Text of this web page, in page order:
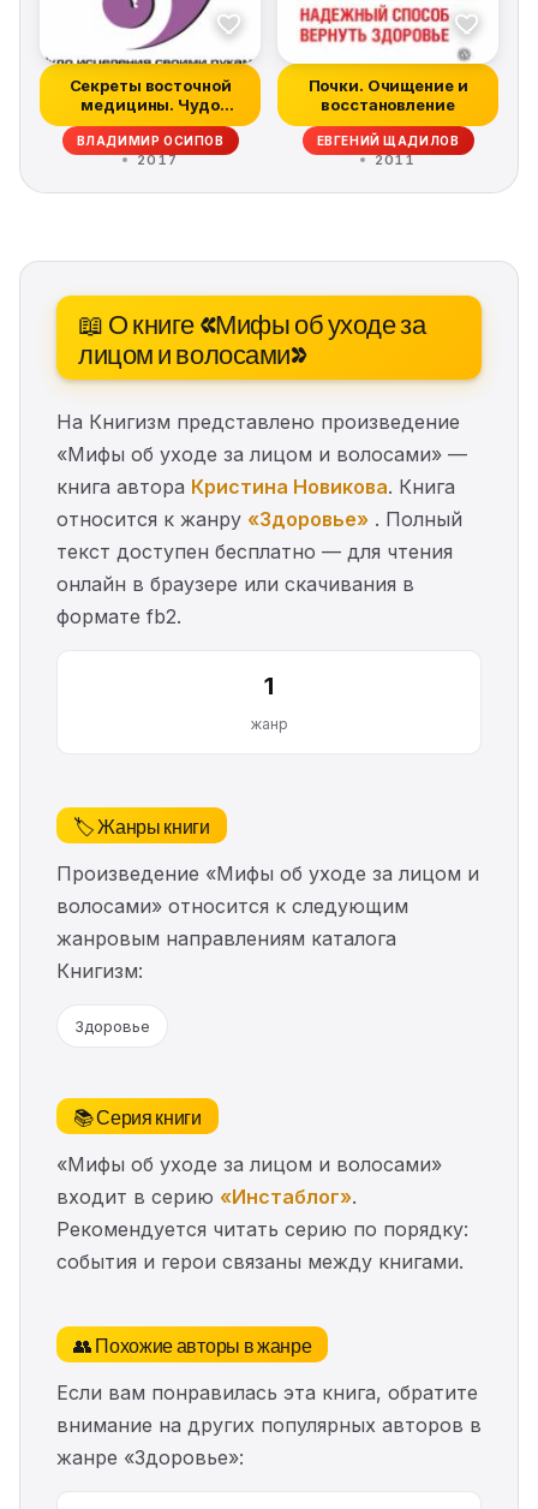
Секреты восточной
медицины. Чудо
исцеления своими...
ВЛАДИМИР ОСИПОВ
2017
Почки. Очищение и
восстановление
ЕВГЕНИЙ ЩАДИЛОВ
2011
📖 О книге «Мифы об уходе за
лицом и волосами»
На Книгизм представлено произведение
«Мифы об уходе за лицом и волосами» —
книга автора Кристина Новикова. Книга
относится к жанру «Здоровье» . Полный
текст доступен бесплатно — для чтения
онлайн в браузере или скачивания в
формате fb2.
1
жанр
🏷️ Жанры книги
Произведение «Мифы об уходе за лицом и
волосами» относится к следующим
жанровым направлениям каталога
Книгизм:
Здоровье
📚 Серия книги
«Мифы об уходе за лицом и волосами»
входит в серию «Инстаблог».
Рекомендуется читать серию по порядку:
события и герои связаны между книгами.
👥 Похожие авторы в жанре
Если вам понравилась эта книга, обратите
внимание на других популярных авторов в
жанре «Здоровье»: